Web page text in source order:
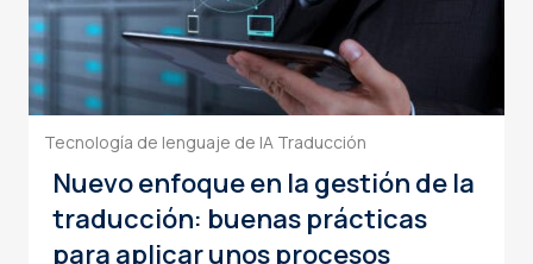
Tecnología de lenguaje de IA Traducción
Nuevo enfoque en la gestión de la
traducción: buenas prácticas
para aplicar unos procesos